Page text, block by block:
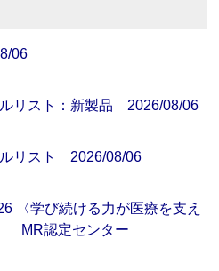
06
リスト：新製品 2026/08/06
リスト 2026/08/06
〈学び続ける力が医療を支え
MR認定センター